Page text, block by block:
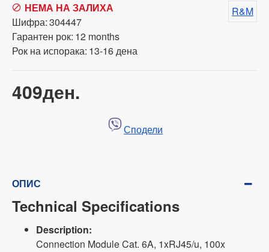
409ден.
НЕМА НА ЗАЛИХА
Шифра:304447
Гарантен рок: 12 months
Рок на испорака: 13-16 дена
R&M
Сподели
ОПИС
Technical Specifications
Description:
Connection Module Cat. 6A, 1xRJ45/u, 100x